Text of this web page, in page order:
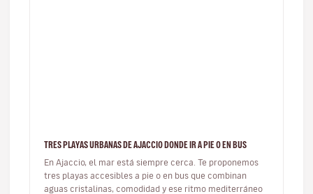
TRES PLAYAS URBANAS DE AJACCIO DONDE IR A PIE O EN BUS
En Ajaccio, el mar está siempre cerca. Te proponemos
tres playas accesibles a pie o en bus que combinan
aguas cristalinas, comodidad y ese ritmo mediterráneo